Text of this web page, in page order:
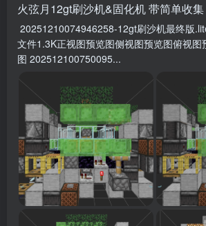
火弦月12gt刷沙机&固化机 带简单收集
20251210074946258-12gt刷沙机最终版
文件1.3K正视图预览图侧视图预览图俯视图
图 202512100750095...